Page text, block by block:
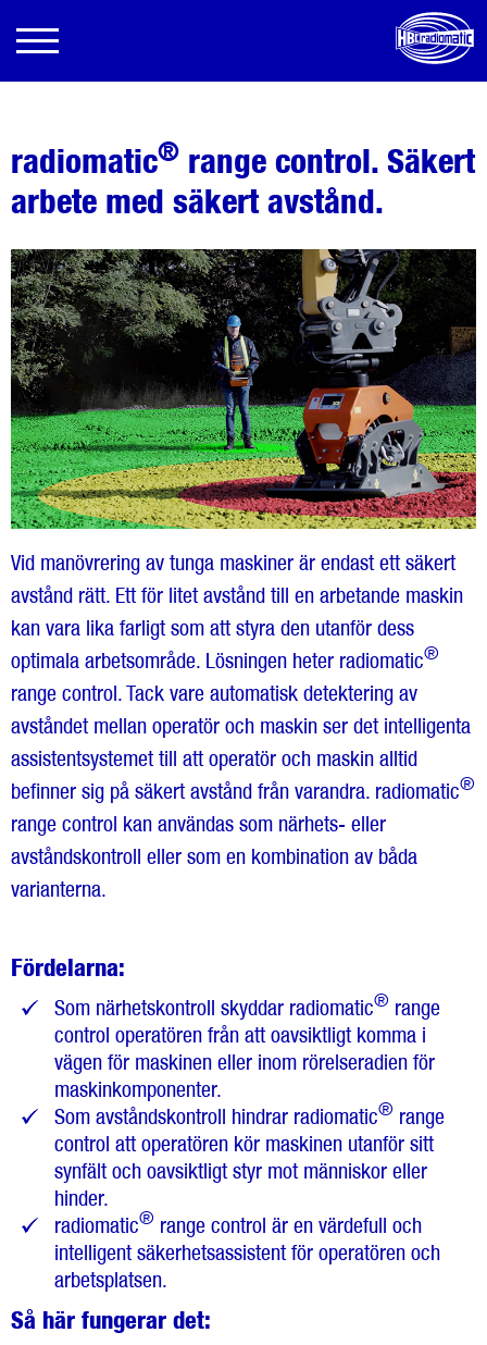
radiomatic® range control. Säkert
arbete med säkert avstånd.
Vid manövrering av tunga maskiner är endast ett säkert
avstånd rätt. Ett för litet avstånd till en arbetande maskin
kan vara lika farligt som att styra den utanför dess
optimala arbetsområde. Lösningen heter radiomatic®
range control. Tack vare automatisk detektering av
avståndet mellan operatör och maskin ser det intelligenta
assistentsystemet till att operatör och maskin alltid
befinner sig på säkert avstånd från varandra. radiomatic®
range control kan användas som närhets- eller
avståndskontroll eller som en kombination av båda
varianterna.
Fördelarna:
Som närhetskontroll skyddar radiomatic® range
control operatören från att oavsiktligt komma i
vägen för maskinen eller inom rörelseradien för
maskinkomponenter.
Som avståndskontroll hindrar radiomatic® range
control att operatören kör maskinen utanför sitt
synfält och oavsiktligt styr mot människor eller
hinder.
radiomatic® range control är en värdefull och
intelligent säkerhetsassistent för operatören och
arbetsplatsen.
Så här fungerar det: